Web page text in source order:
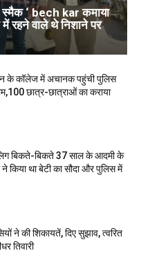
‘ bech kar कमाया
रहने वाले थे निशाने पर
के कॉलेज में अचानक पहुंची पुलिस
छात्र-छात्राओं का कराया
बिकते-बिकते 37 साल के आदमी के
ने किया था बेटी का सौदा और पुलिस में
ने की शिकायतें, दिए सुझाव, त्वरित
तिवारी